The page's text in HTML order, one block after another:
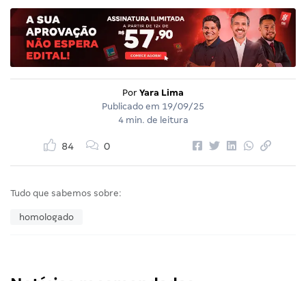
Por Yara Lima
Publicado em 19/09/25
4 min. de leitura
84 0
Tudo que sabemos sobre:
homologado